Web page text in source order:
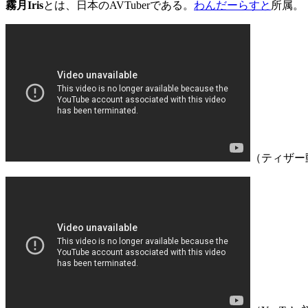
霧月Irisとは、日本のAVTuberである。 わんだーらすと 所属。
（ティザ